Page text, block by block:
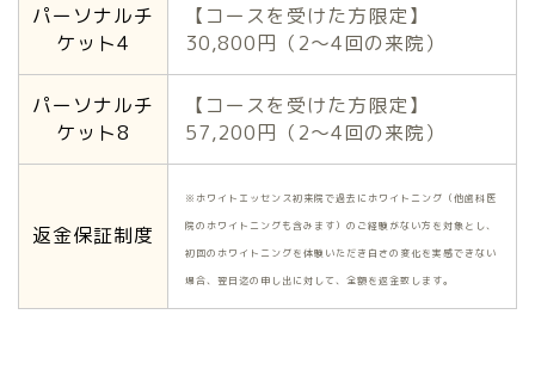
パーソナルチ
ケット4
【コースを受けた方限定】
30,800円（2〜4回の来院）
パーソナルチ
ケット8
【コースを受けた方限定】
57,200円（2〜4回の来院）
返金保証制度
※ホワイトエッセンス初来院で過去にホワイトニング（他歯科医
院のホワイトニングも含みます）のご経験がない方を対象とし、
初回のホワイトニングを体験いただき白さの変化を実感できない
場合、翌日迄の申し出に対して、全額を返金致します。